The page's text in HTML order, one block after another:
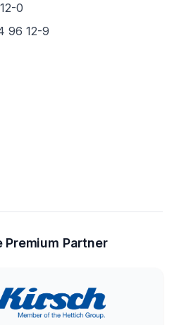
0
96 12-9
Premium Partner